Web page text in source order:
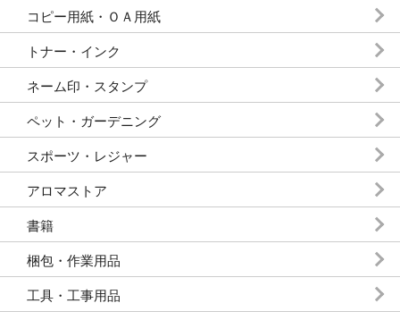
コピー用紙・ＯＡ用紙
トナー・インク
ネーム印・スタンプ
ペット・ガーデニング
スポーツ・レジャー
アロマストア
書籍
梱包・作業用品
工具・工事用品